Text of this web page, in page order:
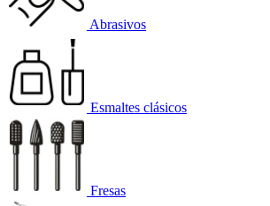
Abrasivos
Esmaltes clásicos
Fresas